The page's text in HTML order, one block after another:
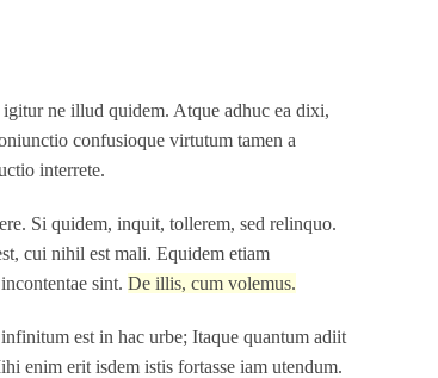
ne illud quidem. Atque adhuc ea dixi,
confusioque virtutum tamen a
interrete.
Si quidem, inquit, tollerem, sed relinquo.
cui nihil est mali. Equidem etiam
sint. De illis, cum volemus.
est in hac urbe; Itaque quantum adiit
enim erit isdem istis fortasse iam utendum.